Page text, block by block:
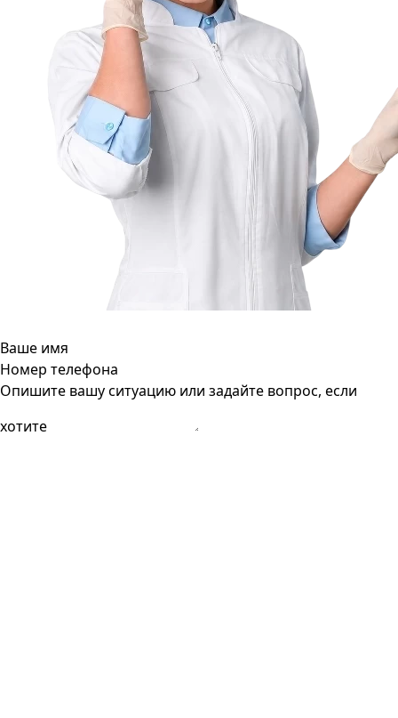
Ваше имя
Номер телефона
Опишите вашу ситуацию или задайте вопрос, если
хотите